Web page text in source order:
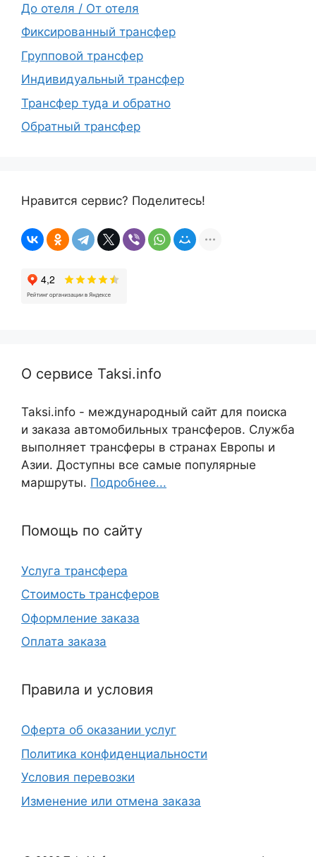
До отеля / От отеля
Фиксированный трансфер
Групповой трансфер
Индивидуальный трансфер
Трансфер туда и обратно
Обратный трансфер
Нравится сервис? Поделитесь!
О сервисе Taksi.info
Taksi.info - международный сайт для поиска
и заказа автомобильных трансферов. Служба
выполняет трансферы в странах Европы и
Азии. Доступны все самые популярные
маршруты. Подробнее...
Помощь по сайту
Услуга трансфера
Стоимость трансферов
Оформление заказа
Оплата заказа
Правила и условия
Оферта об оказании услуг
Политика конфиденциальности
Условия перевозки
Изменение или отмена заказа